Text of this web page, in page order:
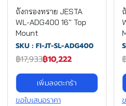
ถังกรองทราย JESTA
WL-ADG400 16" Top
Mount
SKU : FI-JT-SL-ADG400
฿17,933฿10,222
เพิ่มลงตะกร้า
ขอใบเสนอราคา